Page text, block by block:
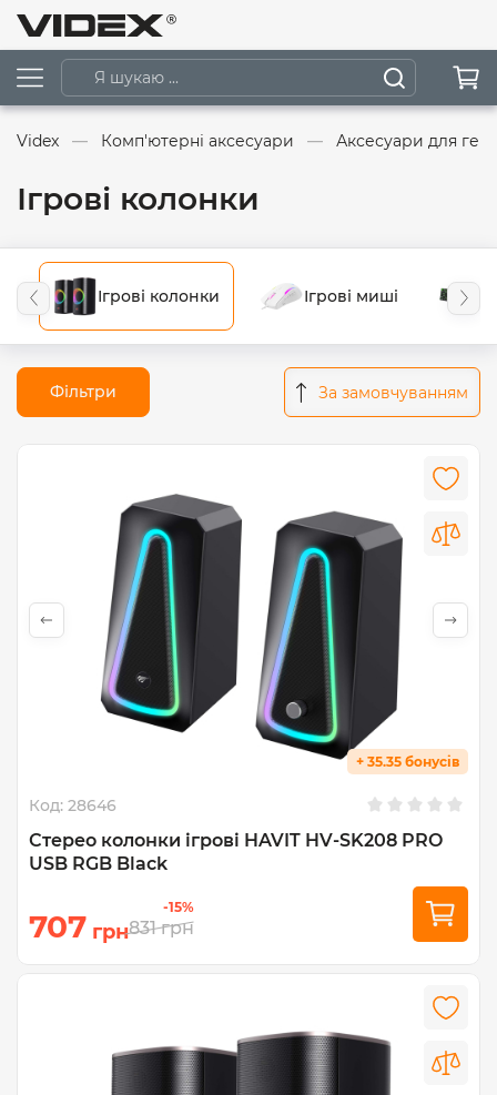
Videx Комп'ютерні аксесуари Аксесуари для
Ігрові колонки
Ігрові колонки Ігрові миші
За замовчуванням
Фільтри
+ 35.35 бонусів
Код: 28646
Стерео колонки ігрові HAVIT HV-SK208 PRO
USB RGB Black
707 грн
-15%
831 грн